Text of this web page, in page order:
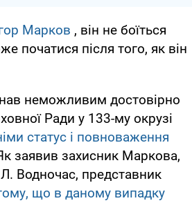
Марков , він не боїться
початися після того, як він
неможливим достовірно
Ради у 133-му окрузі
статус і повноваження
заявив захисник Маркова,
Водночас, представник
що в даному випадку